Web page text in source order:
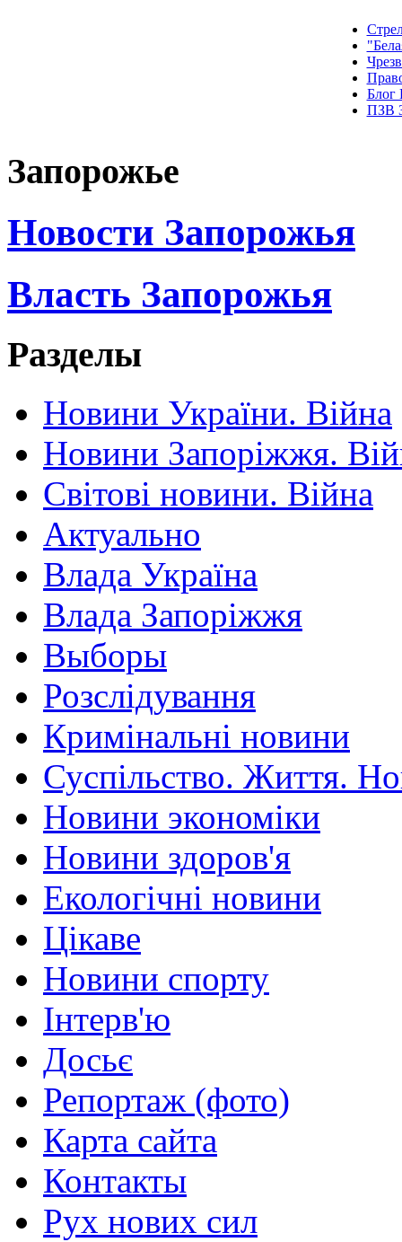
Блог
ПЗВ
Запорожье
Новости Запорожья
Власть Запорожья
Разделы
Новини України. Війна
Новини Запоріжжя.
Світові новини. Війна
Актуально
Влада Україна
Влада Запоріжжя
Выборы
Розслідування
Кримінальні новини
Суспільство. Життя.
Новини экономіки
Новини здоров'я
Екологічні новини
Цікаве
Новини спорту
Інтерв'ю
Досьє
Репортаж (фото)
Карта сайта
Контакты
Рух нових сил